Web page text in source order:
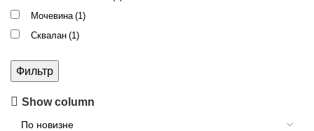
Мочевина (1)
Сквалан (1)
Фильтр
Show column